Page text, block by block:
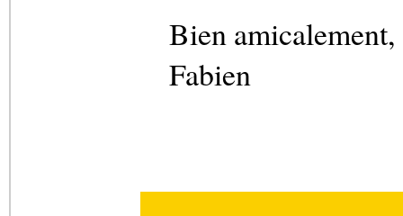
Bien amicalement,
Fabien